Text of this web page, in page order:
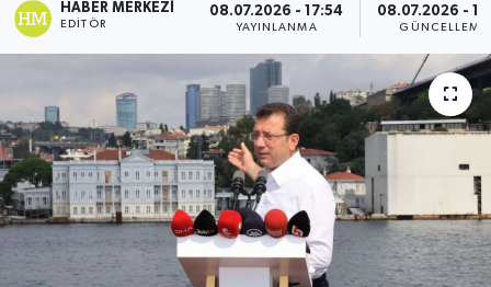
HABER MERKEZI
EDITÖR
08.07.2026 - 17:54
YAYINLANMA
08.07.2026 -
GÜNCELLEME
MAGAZİN
SPOR